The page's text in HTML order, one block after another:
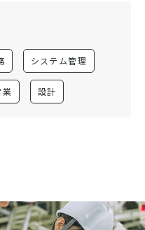
システム管理
業 設計